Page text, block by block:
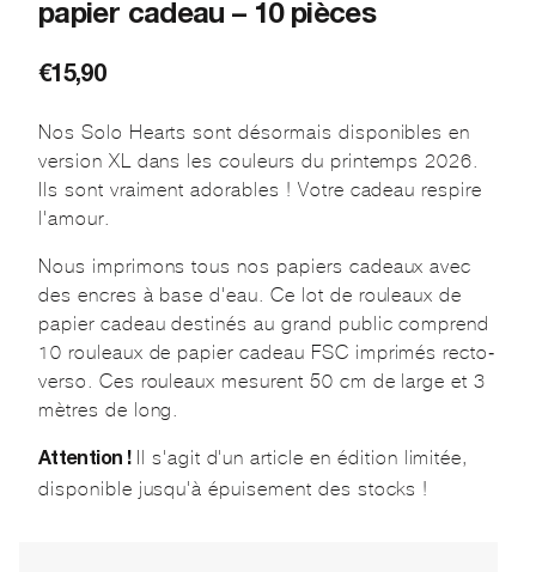
papier cadeau – 10 pièces
€15,90
Nos Solo Hearts sont désormais disponibles en
version XL dans les couleurs du printemps 2026.
Ils sont vraiment adorables ! Votre cadeau respire
l'amour.
Nous imprimons tous nos papiers cadeaux avec
des encres à base d'eau. Ce lot de rouleaux de
papier cadeau destinés au grand public comprend
10 rouleaux de papier cadeau FSC imprimés recto-
verso. Ces rouleaux mesurent 50 cm de large et 3
mètres de long.
Attention !Il s'agit d'un article en édition limitée,
disponible jusqu'à épuisement des stocks !